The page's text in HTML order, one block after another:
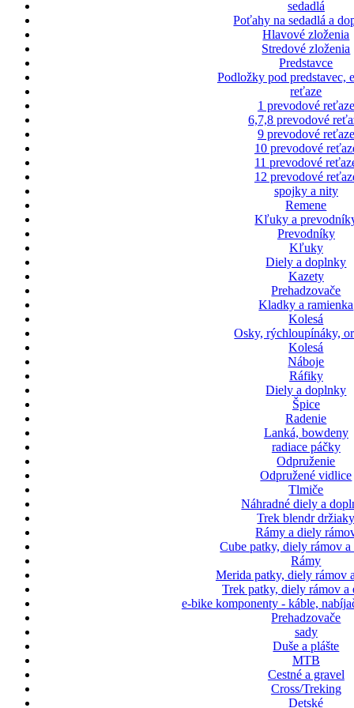
sedadlá
Poťahy na sedadlá a
Hlavové zloženia
Stredové zloženia
Predstavce
Podložky pod predstavec,
reťaze
1 prevodové reťaze
6,7,8 prevodové
9 prevodové reťaze
10 prevodové
11 prevodové
12 prevodové
spojky a nity
Remene
Kľuky a
Prevodníky
Kľuky
Diely a doplnky
Kazety
Prehadzovače
Kladky a ramienka
Kolesá
Osky, rýchloupínáky,
Kolesá
Náboje
Ráfiky
Diely a doplnky
Špice
Radenie
Lanká, bowdeny
radiace páčky
Odpruženie
Odpružené vidlice
Tlmiče
Náhradné diely a
Trek blendr držiaky
Rámy a diely
Cube patky, diely rámov
Rámy
Merida patky, diely rámov
Trek patky, diely rámov a
e-bike komponenty - káble,
Prehadzovače
sady
Duše a plášte
MTB
Cestné a gravel
Cross/Treking
Detské